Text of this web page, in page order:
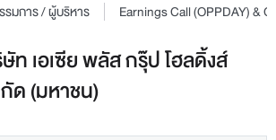
มการ / ผู้บริหาร Earnings Call (OPPDAY) &
ท เอเซีย พลัส กรุ๊ป โฮลดิ้งส์
ด (มหาชน)